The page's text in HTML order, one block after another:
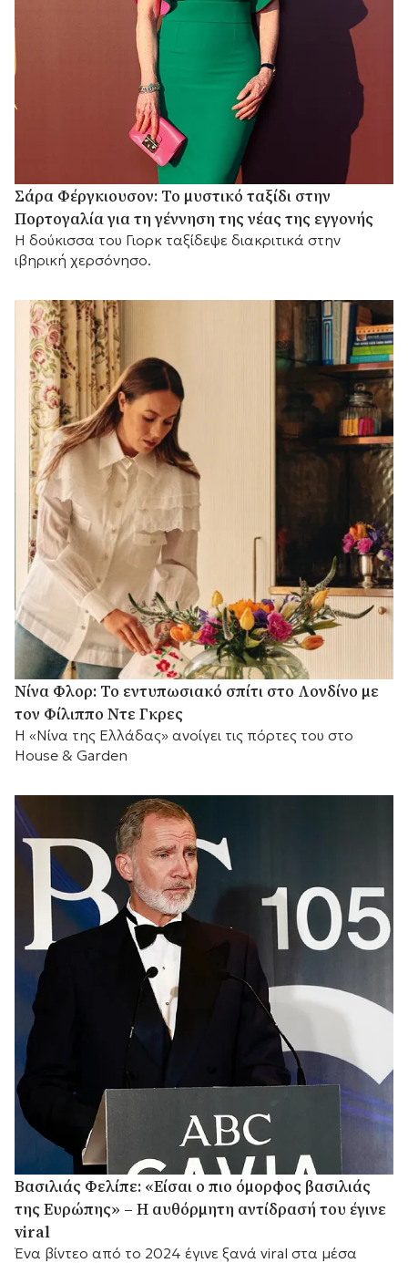
Σάρα Φέργκιουσον: Το μυστικό ταξίδι στην
Πορτογαλία για τη γέννηση της νέας της εγγονής
Η δούκισσα του Γιορκ ταξίδεψε διακριτικά στην
ιβηρική χερσόνησο.
Νίνα Φλορ: Το εντυπωσιακό σπίτι στο Λονδίνο με
τον Φίλιππο Ντε Γκρες
Η «Νίνα της Ελλάδας» ανοίγει τις πόρτες του στο
House & Garden
Βασιλιάς Φελίπε: «Είσαι ο πιο όμορφος βασιλιάς
της Ευρώπης» – Η αυθόρμητη αντίδρασή του έγινε
viral
Ένα βίντεο από το 2024 έγινε ξανά viral στα μέσα